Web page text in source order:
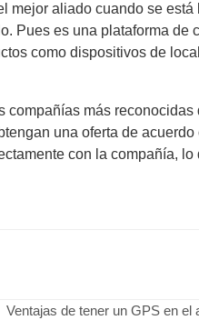
mejor aliado cuando se
Pues es una plataforma de
como dispositivos de
compañías más
una oferta de
con la compañía, lo
Ventajas de tener un GPS en el